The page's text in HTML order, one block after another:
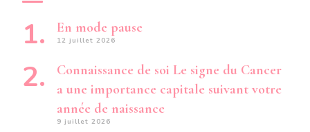
En mode pause
12 juillet 2026
Connaissance de soi Le signe du Cancer
a une importance capitale suivant votre
année de naissance
9 juillet 2026